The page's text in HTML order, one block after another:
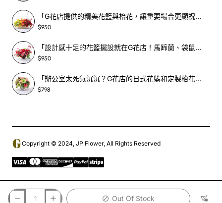
Out Of Stock
「G花店提供的精美花籃與枱花，讓重要場合更顯祝賀與喜悅，適合各種用場！」-SF398
$950
「設計感十足的花籃擺設就在G花店！馬蹄蘭、袋鼠爪、罌粟花，為你的重大場合增光添彩！」-SF209
$950
「辦公室太死氣沉沉？G花店的日式花籃和定製枱花，為你帶來新鮮感！」-SF465
$798
Copyright © 2024, JP Flower, All Rights Reserved